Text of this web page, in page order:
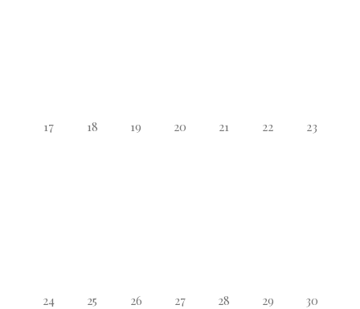
17 18 19 20 21 22 23
24 25 26 27 28 29 30